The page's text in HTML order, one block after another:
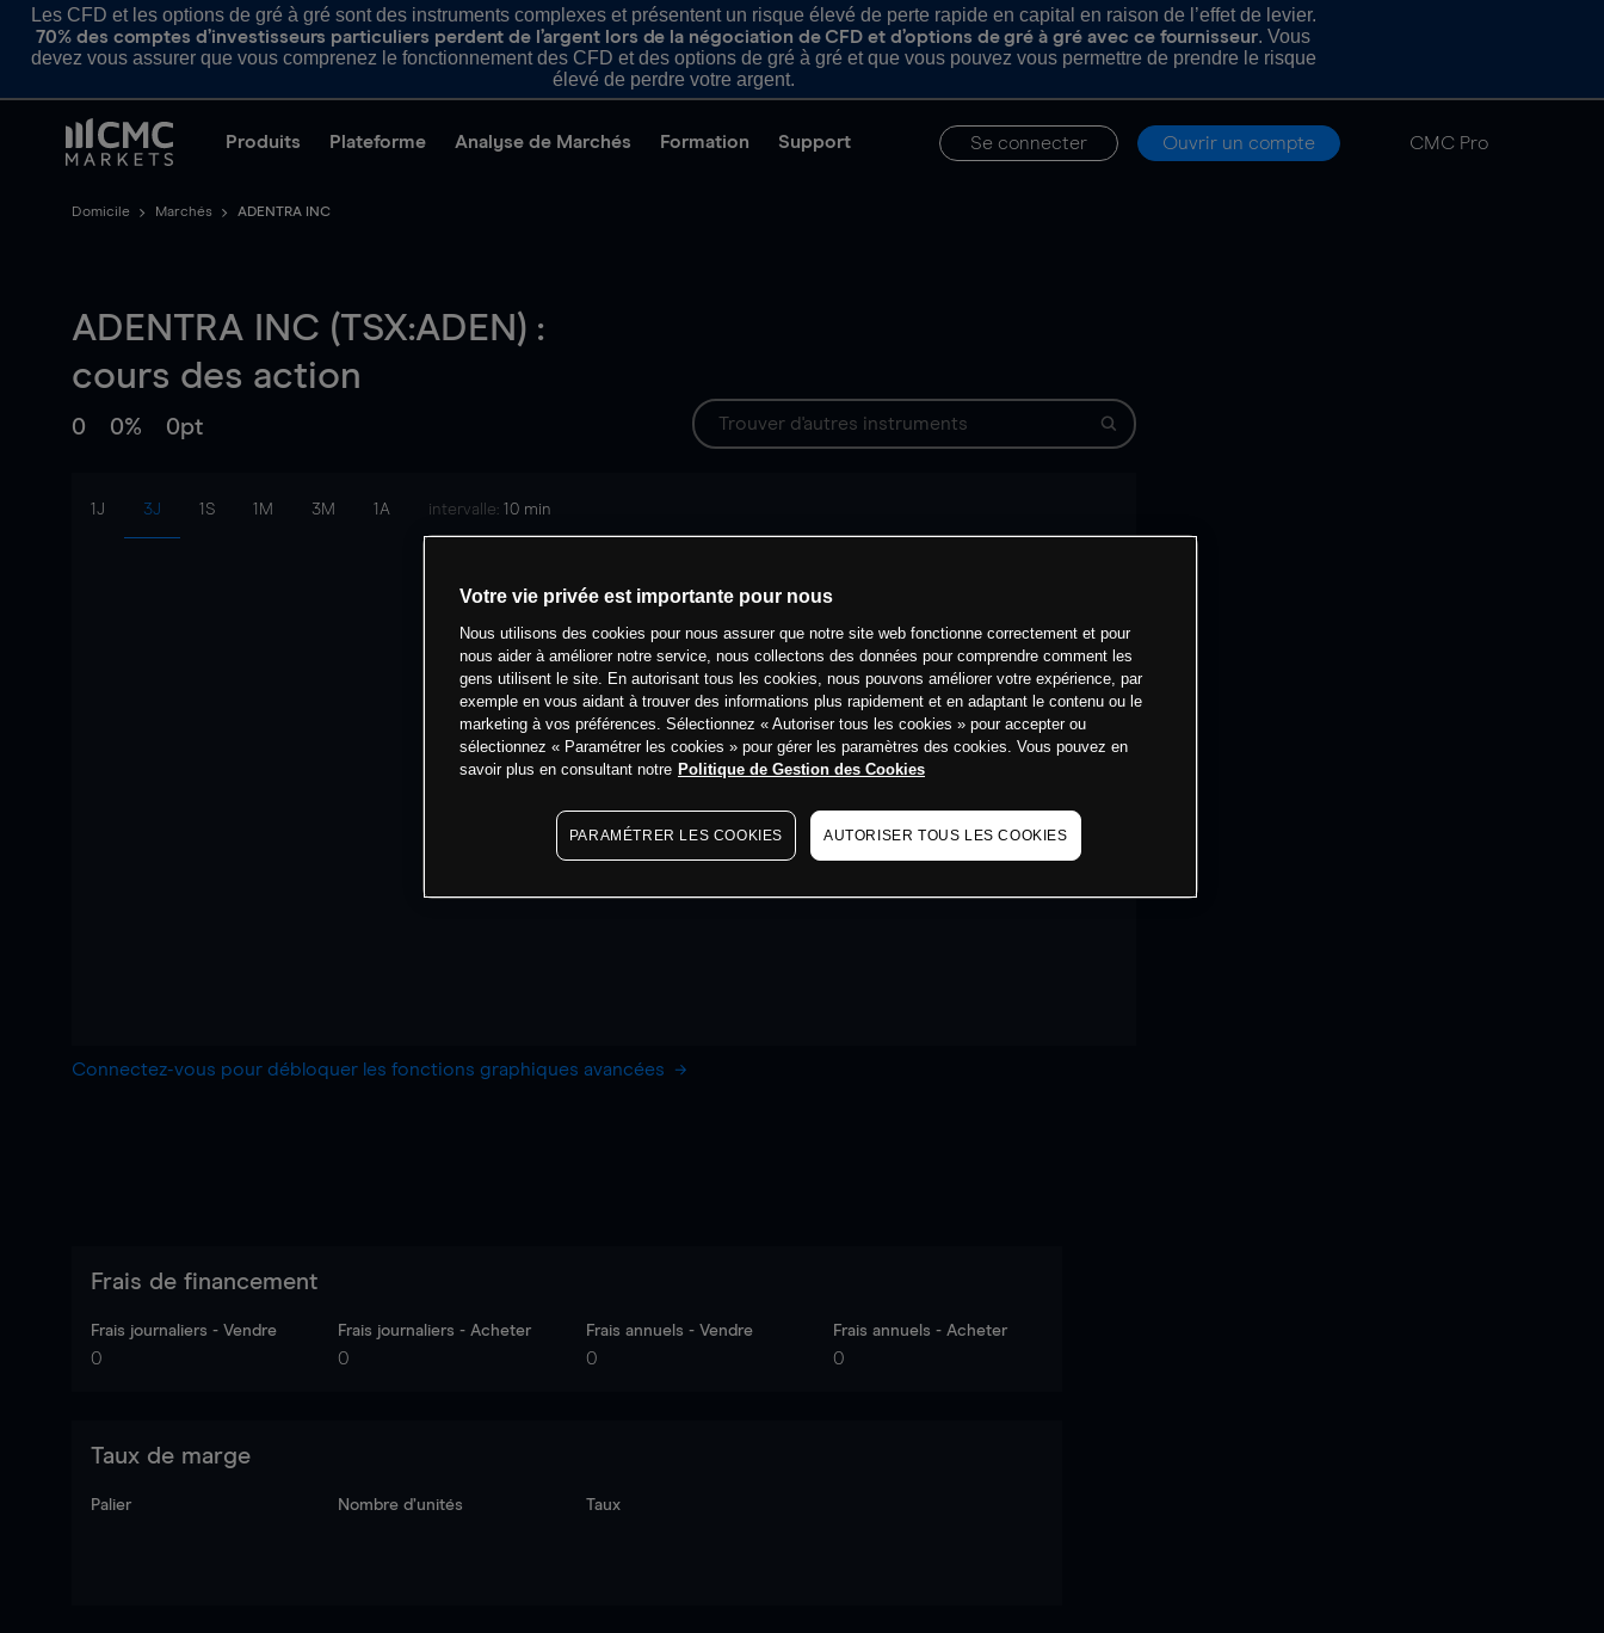
Les CFD et les options de gré à gré sont des instruments complexes et présentent un risque élevé de perte rapide en capital en raison de l’effet de levier.
70% des comptes d’investisseurs particuliers perdent de l’argent lors de la négociation de CFD et d’options de gré à gré avec ce fournisseur. Vous
devez vous assurer que vous comprenez le fonctionnement des CFD et des options de gré à gré et que vous pouvez vous permettre de prendre le risque
élevé de perdre votre argent.
Produits Plateforme Analyse de Marchés Formation Support Se connecter Ouvrir un compte CMC Pro
Domicile Marchés ADENTRA INC
ADENTRA INC (TSX:ADEN) :
cours des action
0 0% 0pt
1J 3J 1S 1M 3M 1A intervalle: 10 min
Connectez-vous pour débloquer les fonctions graphiques avancées
Frais de financement
Frais journaliers - Vendre
0
Frais journaliers - Acheter
0
Frais annuels - Vendre
0
Frais annuels - Acheter
0
Taux de marge
Palier Nombre d’unités Taux
Votre vie privée est importante pour nous
Nous utilisons des cookies pour nous assurer que notre site web fonctionne correctement et pour
nous aider à améliorer notre service, nous collectons des données pour comprendre comment les
gens utilisent le site. En autorisant tous les cookies, nous pouvons améliorer votre expérience, par
exemple en vous aidant à trouver des informations plus rapidement et en adaptant le contenu ou le
marketing à vos préférences. Sélectionnez « Autoriser tous les cookies » pour accepter ou
sélectionnez « Paramétrer les cookies » pour gérer les paramètres des cookies. Vous pouvez en
savoir plus en consultant notre Politique de Gestion des Cookies
PARAMÉTRER LES COOKIES AUTORISER TOUS LES COOKIES